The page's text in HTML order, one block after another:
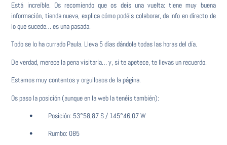
Está increíble. Os recomiendo que os deis una vuelta: tiene muy buena
información, tienda nueva, explica cómo podéis colaborar, da info en directo de
lo que sucede… es una pasada.
Todo se lo ha currado Paula. Lleva 5 días dándole todas las horas del día.
De verdad, merece la pena visitarla… y, si te apetece, te llevas un recuerdo.
Estamos muy contentos y orgullosos de la página.
Os paso la posición (aunque en la web la tenéis también):
• Posición: 53°58,87 S / 145°46,07 W
• Rumbo: 085